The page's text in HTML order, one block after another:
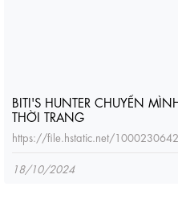
BITI'S HUNTER CHUYỂN
THỜI TRANG
https://file.hstatic.net/
18/10/2024